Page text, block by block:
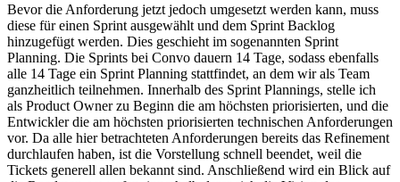
Bevor die Anforderung jetzt jedoch umgesetzt werden kann, muss
diese für einen Sprint ausgewählt und dem Sprint Backlog
hinzugefügt werden. Dies geschieht im sogenannten Sprint
Planning. Die Sprints bei Convo dauern 14 Tage, sodass ebenfalls
alle 14 Tage ein Sprint Planning stattfindet, an dem wir als Team
ganzheitlich teilnehmen. Innerhalb des Sprint Plannings, stelle ich
als Product Owner zu Beginn die am höchsten priorisierten, und die
Entwickler die am höchsten priorisierten technischen Anforderungen
vor. Da alle hier betrachteten Anforderungen bereits das Refinement
durchlaufen haben, ist die Vorstellung schnell beendet, weil die
Tickets generell allen bekannt sind. Anschließend wird ein Blick auf